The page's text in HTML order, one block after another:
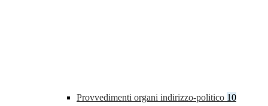
Provvedimenti organi indirizzo-politico 10